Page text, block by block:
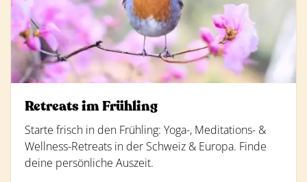
Retreats im Frühling
Starte frisch in den Frühling: Yoga-, Meditations- &
Wellness-Retreats in der Schweiz & Europa. Finde
deine persönliche Auszeit.